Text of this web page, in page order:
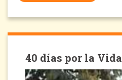
40 días por la Vida